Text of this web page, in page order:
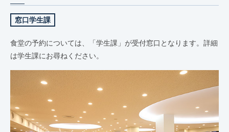
窓口学生課
食堂の予約については、「学生課」が受付窓口となります。詳細
は学生課にお尋ねください。